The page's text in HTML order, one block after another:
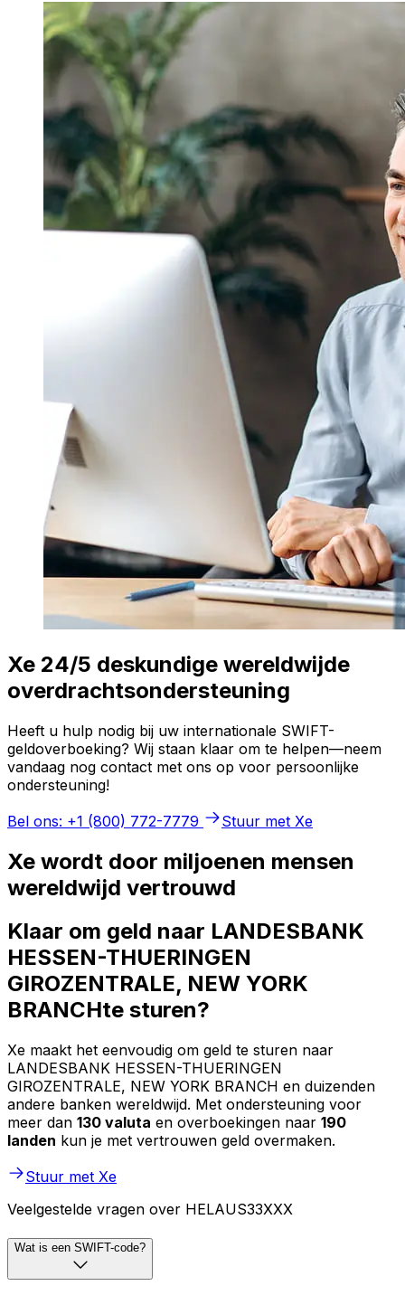
Xe 24/5 deskundige wereldwijde
overdrachtsondersteuning
Heeft u hulp nodig bij uw internationale SWIFT-
geldoverboeking? Wij staan klaar om te helpen—neem
vandaag nog contact met ons op voor persoonlijke
ondersteuning!
Bel ons: +1 (800) 772-7779
Stuur met Xe
Xe wordt door miljoenen mensen
wereldwijd vertrouwd
Klaar om geld naar LANDESBANK
HESSEN-THUERINGEN
GIROZENTRALE, NEW YORK
BRANCHte sturen?
Xe maakt het eenvoudig om geld te sturen naar
LANDESBANK HESSEN-THUERINGEN
GIROZENTRALE, NEW YORK BRANCH en duizenden
andere banken wereldwijd. Met ondersteuning voor
meer dan 130 valuta en overboekingen naar 190
landen kun je met vertrouwen geld overmaken.
Stuur met Xe
Veelgestelde vragen over HELAUS33XXX
Wat is een SWIFT-code?